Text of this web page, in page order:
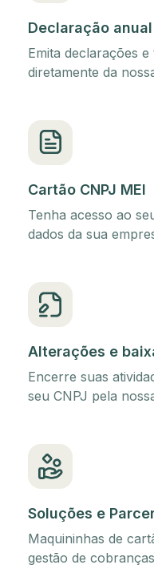
Declaração anual
Emita declarações
diretamente da
Cartão CNPJ MEI
Tenha acesso ao
dados da sua
Alterações e
Encerre suas
seu CNPJ pela
Soluções e
Maquininhas de
gestão de